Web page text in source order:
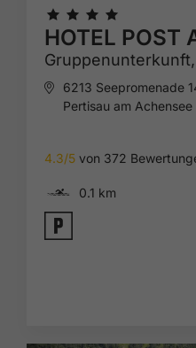
🞙 🞙 🞙 🞙
HOTEL POST
Gruppenunterkunft,
6213 Seepromenade
Pertisau am Achensee
4.3/5 von 372
🅐 0.1 km
🐈